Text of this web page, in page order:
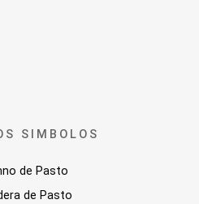
SIMBOLOS
de Pasto
de Pasto